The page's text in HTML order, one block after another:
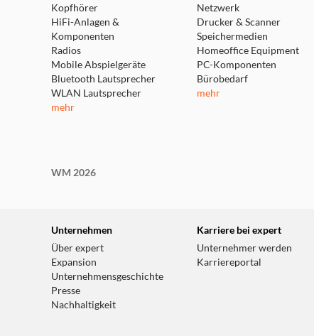
Kopfhörer
HiFi-Anlagen &
Komponenten
Radios
Mobile Abspielgeräte
Bluetooth Lautsprecher
WLAN Lautsprecher
mehr
Netzwerk
Drucker & Scanner
Speichermedien
Homeoffice Equipment
PC-Komponenten
Bürobedarf
mehr
WM 2026
Unternehmen
Über expert
Expansion
Unternehmensgeschichte
Presse
Nachhaltigkeit
Karriere bei expert
Unternehmer werden
Karriereportal